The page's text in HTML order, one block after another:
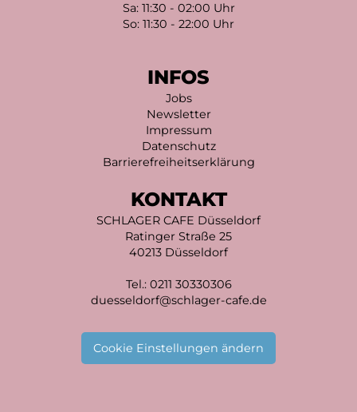
Sa: 11:30 - 02:00 Uhr
So: 11:30 - 22:00 Uhr
INFOS
Jobs
Newsletter
Impressum
Datenschutz
Barrierefreiheitserklärung
KONTAKT
SCHLAGER CAFE Düsseldorf
Ratinger Straße 25
40213 Düsseldorf
Tel.: 0211 30330306
duesseldorf@schlager-cafe.de
Cookie Einstellungen ändern